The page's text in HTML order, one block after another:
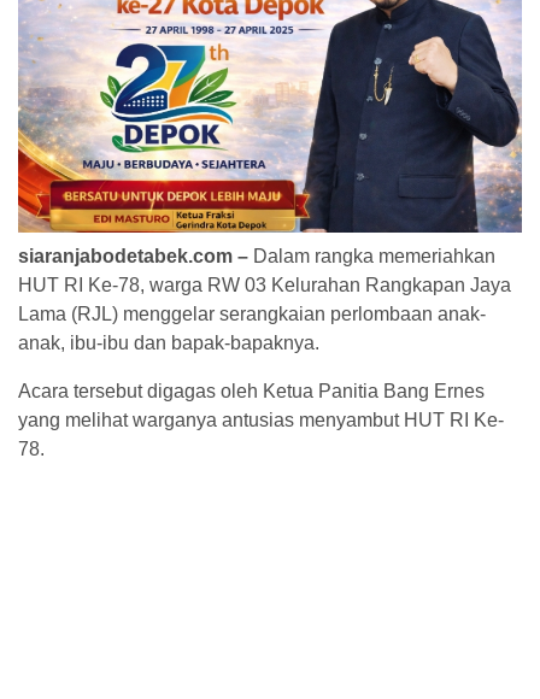
siaranjabodetabek.com – Dalam rangka memeriahkan
HUT RI Ke-78, warga RW 03 Kelurahan Rangkapan Jaya
Lama (RJL) menggelar serangkaian perlombaan anak-
anak, ibu-ibu dan bapak-bapaknya.
Acara tersebut digagas oleh Ketua Panitia Bang Ernes
yang melihat warganya antusias menyambut HUT RI Ke-
78.